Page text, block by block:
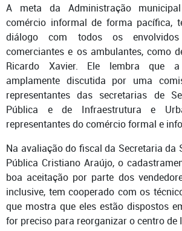
A meta da Administração
comércio informal de forma pacífica,
diálogo com todos os envolvidos
comerciantes e os ambulantes, como
Ricardo Xavier. Ele lembra que
amplamente discutida por uma
representantes das secretarias de
Pública e de Infraestrutura e
representantes do comércio formal e
Na avaliação do fiscal da Secretaria da
Pública Cristiano Araújo, o
boa aceitação por parte dos
inclusive, tem cooperado com os
que mostra que eles estão dispostos
for preciso para reorganizar o centro de